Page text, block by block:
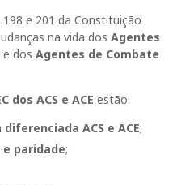
e 201 da Constituição
na vida dos Agentes
e dos Agentes de Combate
dos ACS e ACE estão:
ACS e ACE;
paridade;